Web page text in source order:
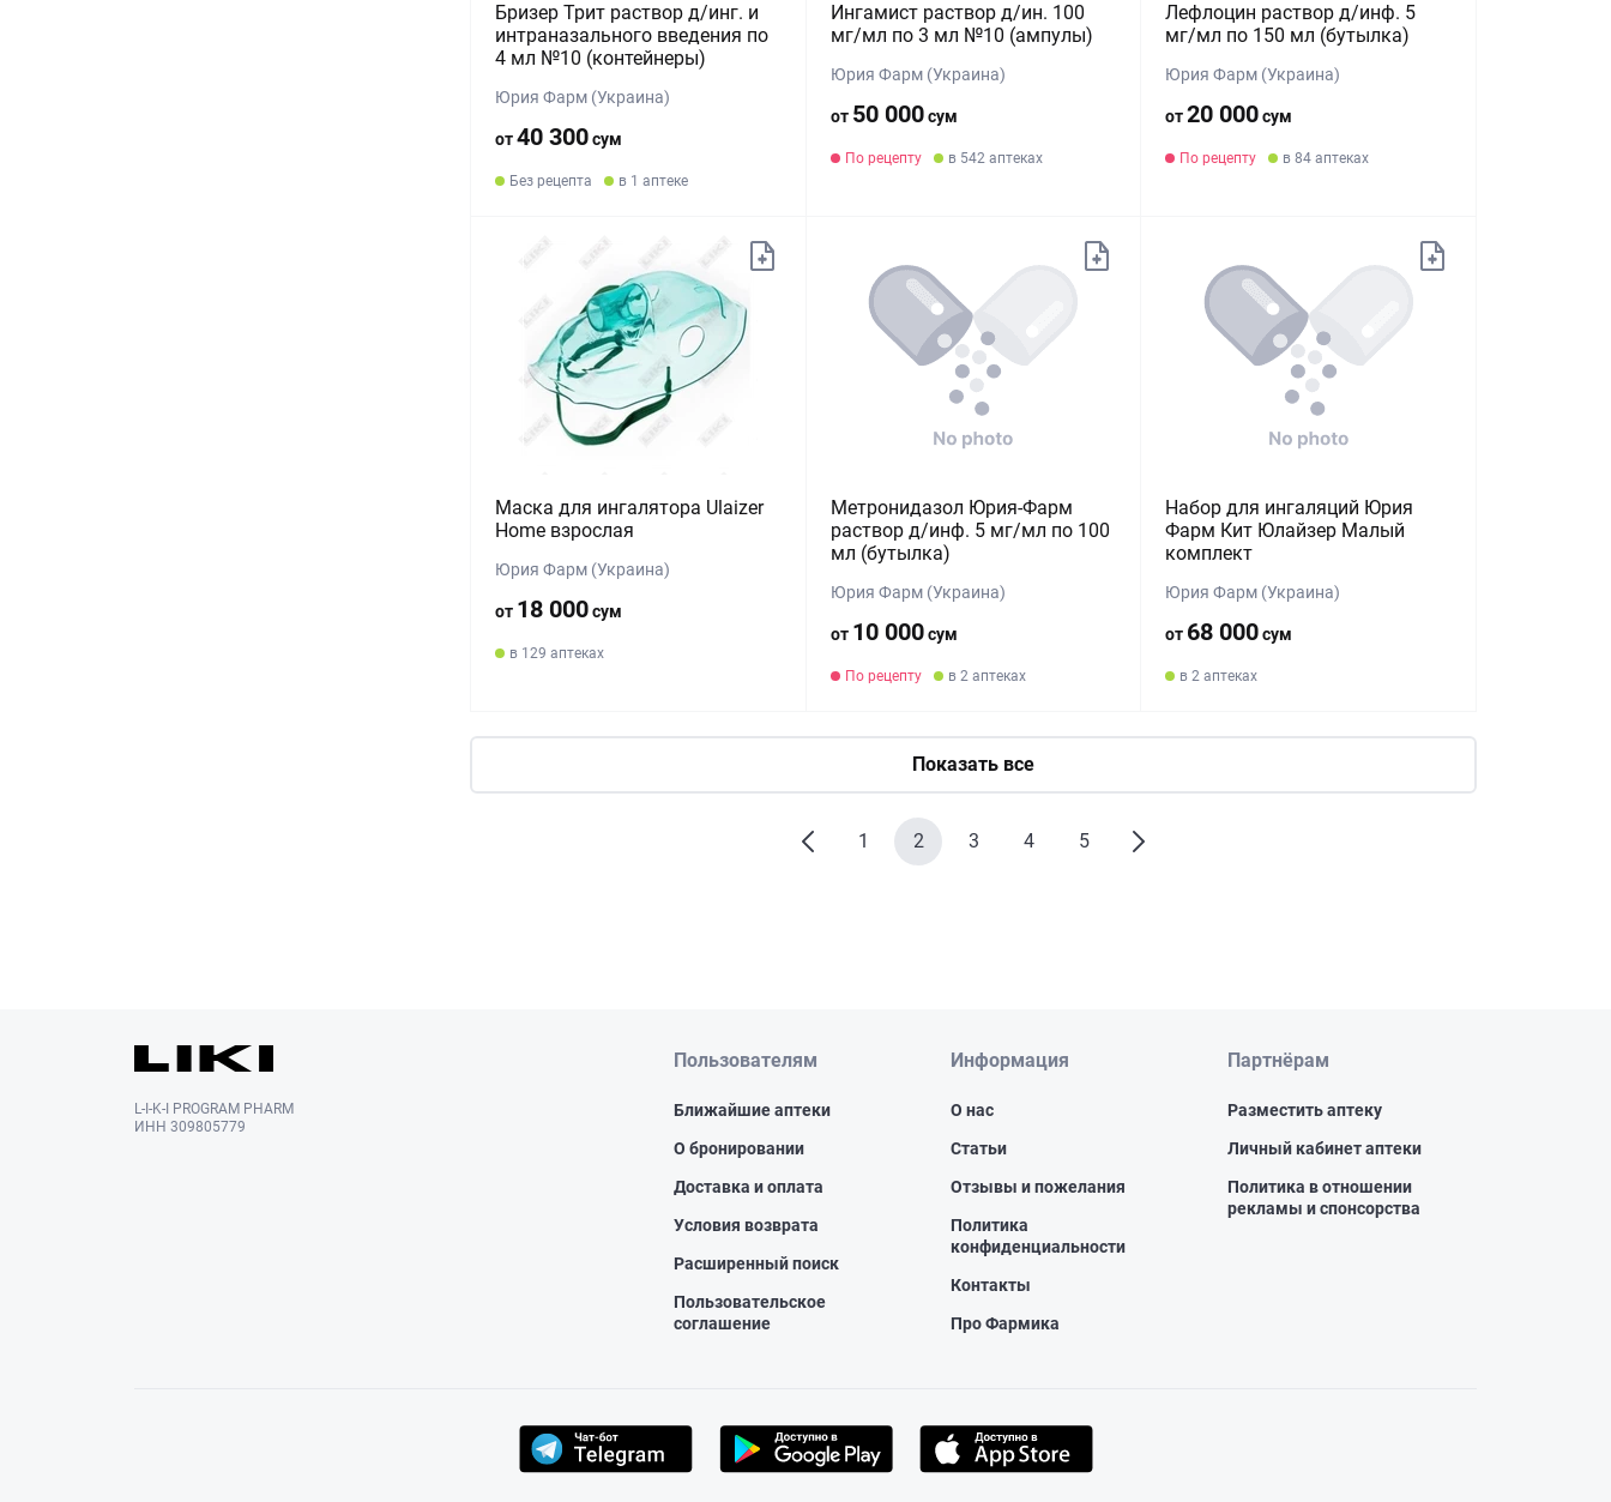
Бризер Трит раствор д/инг. и
интраназального введения по
4 мл №10 (контейнеры)
Юрия Фарм (Украина)
от40 300сум
Без рецепта в 1 аптеке
Ингамист раствор д/ин. 100
мг/мл по 3 мл №10 (ампулы)
Юрия Фарм (Украина)
от 50 000сум
По рецепту в 542 аптеках
Лефлоцин раствор д/инф. 5
мг/мл по 150 мл (бутылка)
Юрия Фарм (Украина)
от20 000сум
По рецепту в 84 аптеках
Маска для ингалятора Ulaizer
Home взрослая
Юрия Фарм (Украина)
от 18 000сум
в 129 аптеках
Метронидазол Юрия-Фарм
раствор д/инф. 5 мг/мл по 100
мл (бутылка)
Юрия Фарм (Украина)
от 10 000сум
По рецепту в 2 аптеках
Набор для ингаляций Юрия
Фарм Кит Юлайзер Малый
комплект
Юрия Фарм (Украина)
от 68 000сум
в 2 аптеках
Показать все
1 2 3 4 5
L-I-K-I PROGRAM PHARM
ИНН 309805779
Пользователям
Ближайшие аптеки
О бронировании
Доставка и оплата
Условия возврата
Расширенный поиск
Пользовательское
соглашение
Информация
О нас
Статьи
Отзывы и пожелания
Политика
конфиденциальности
Контакты
Про Фармика
Партнёрам
Разместить аптеку
Личный кабинет аптеки
Политика в отношении
рекламы и спонсорства